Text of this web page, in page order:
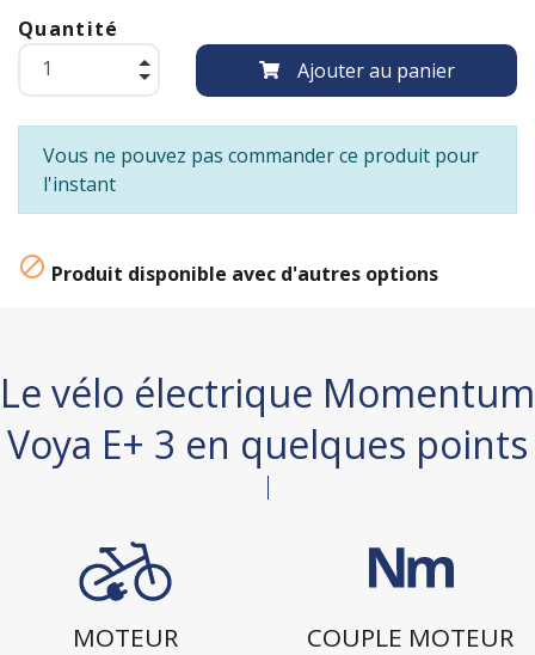
Quantité
Ajouter au panier
Vous ne pouvez pas commander ce produit pour
l'instant
 Produit disponible avec d'autres options
Le vélo électrique Momentum
Voya E+ 3 en quelques points
MOTEUR
COUPLE MOTEUR